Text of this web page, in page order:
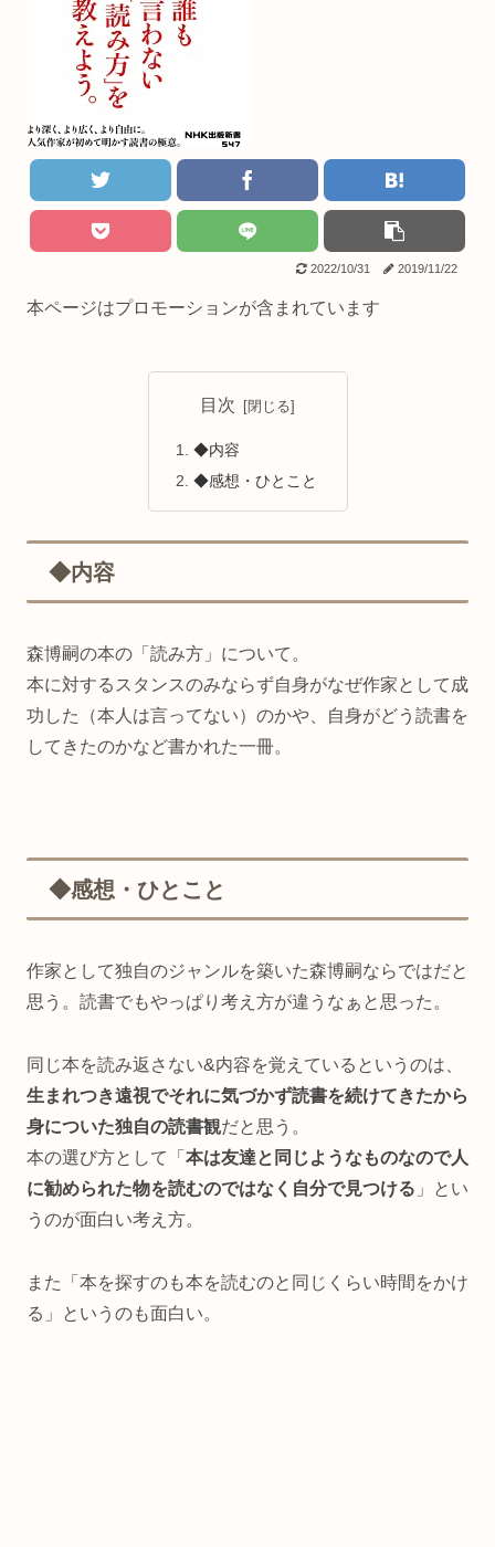
2022/10/31 2019/11/22
本ページはプロモーションが含まれています
目次
◆内容
◆感想・ひとこと
◆内容
森博嗣の本の「読み方」について。
本に対するスタンスのみならず自身がなぜ作家として成
功した（本人は言ってない）のかや、自身がどう読書を
してきたのかなど書かれた一冊。
◆感想・ひとこと
作家として独自のジャンルを築いた森博嗣ならではだと
思う。読書でもやっぱり考え方が違うなぁと思った。
同じ本を読み返さない&内容を覚えているというのは、
生まれつき遠視でそれに気づかず読書を続けてきたから
身についた独自の読書観だと思う。
本の選び方として「 本は友達と同じようなものなので人
に勧められた物を読むのではなく自分で見つける 」とい
うのが面白い考え方。
また「本を探すのも本を読むのと同じくらい時間をかけ
る」というのも面白い。